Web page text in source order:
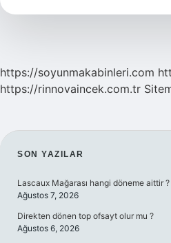
https://soyunmakabinleri.com
https://rinnovaincek.com.tr
SIDEBAR
SON YAZILAR
Lascaux Mağarası hangi döneme aittir ?
Ağustos 7, 2026
Direkten dönen top ofsayt olur mu ?
Ağustos 6, 2026